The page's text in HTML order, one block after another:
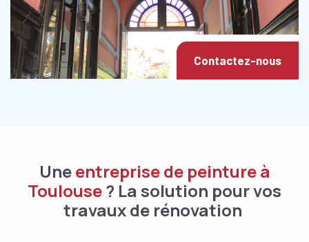
Contactez-nous
Uneentreprise de peinture à
Toulouse? La solution pour vos
travaux de rénovation